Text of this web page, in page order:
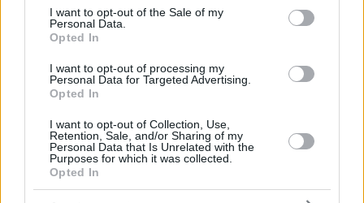
consent section.
I want to opt-out of the Sale of my
Personal Data.
Opted In
I want to opt-out of processing my
Personal Data for Targeted Advertising.
Opted In
I want to opt-out of Collection, Use,
Retention, Sale, and/or Sharing of my
Personal Data that Is Unrelated with the
Purposes for which it was collected.
Opted In
ministero degli affari esteri dell'ungheria
ungheria
Your email address will not be published. Required fields are marked*
*
*